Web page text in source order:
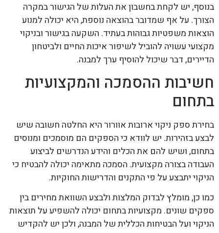
בנוסף, יש לקחת בחשבון את העלות של הגישור במקרה
הצורך. על אף שמדובר בהוצאה נוספת, היא יכולה למנוע
הוצאות משפטיות גבוהות בעתיד. השקעה בגישור ובניקוי
מקצועי עשויה להוביל לשיפור איכות החיים ולביטחון
הדיירים, דבר שיכול להוסיף ערך למבנה.
חשיבות ההסמכה והמקצועיות
בתחום
בחירת ספק ניקוי ארובות אוורור היא החלטה חשובה שיש
לבצע בזהירות. יש לוודא כי הספקים הם מוסמכים ומנוסים
בתחום, ושיש להם את הכלים והידע הנדרשים לביצוע
העבודה בצורה מקצועית. הסמכה מתאימה יכולה להבטיח כי
הניקוי יתבצע על פי התקנים והדרישות החוקיות.
כמו כן, מומלץ לבדוק המלצות ולבצע השוואת מחירים בין
ספקים שונים. מקצועיות בתחום יכולה להשפיע על תוצאות
הניקוי ועל הבטיחות הכללית של המבנה, ולכן יש להקדיש